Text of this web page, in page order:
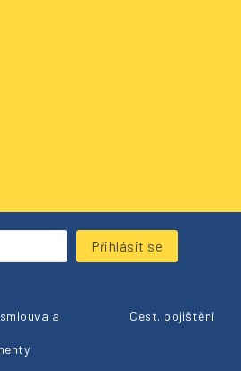
Přihlásit se
a Cest. pojištění